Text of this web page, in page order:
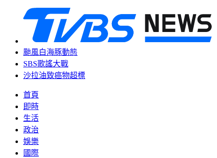
颱風白海豚動態
SBS歌謠大戰
沙拉油致癌物超標
首頁
即時
生活
政治
娛樂
國際